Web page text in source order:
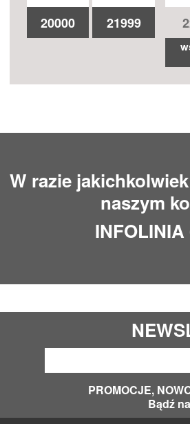
20000
21999
W razie
naszym
INFOLINIA
PROMOCJE,
Bądź